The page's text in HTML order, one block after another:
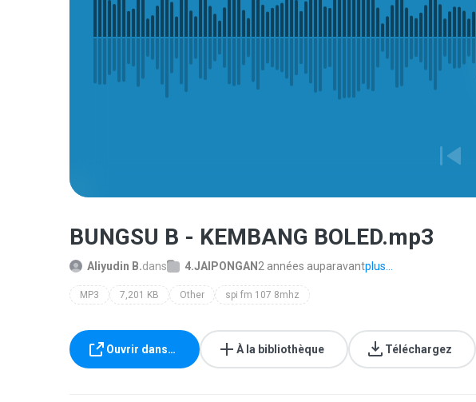
BUNGSU B - KEMBANG BOLED.mp3
Aliyudin B.dans 4.JAIPONGAN 2 années auparavantplus...
MP3 7,201 KB Other spi fm 107 8mhz
Ouvrir dans… À la bibliothèque Téléchargez